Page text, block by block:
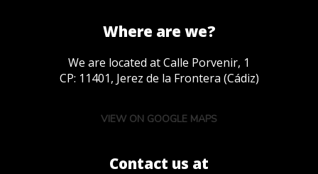
Where are we?
We are located at Calle Porvenir, 1
CP: 11401, Jerez de la Frontera (Cádiz)
VIEW ON GOOGLE MAPS
Contact us at